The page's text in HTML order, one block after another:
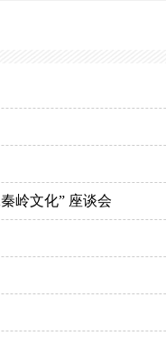
岭文化” 座谈会